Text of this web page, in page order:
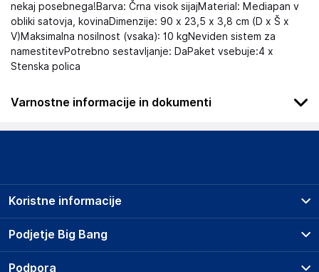
nekaj posebnega!Barva: Črna visok sijajMaterial: Mediapan v
obliki satovja, kovinaDimenzije: 90 x 23,5 x 3,8 cm (D x Š x
V)Maksimalna nosilnost (vsaka): 10 kgNeviden sistem za
namestitevPotrebno sestavljanje: DaPaket vsebuje:4 x
Stenska polica
Varnostne informacije in dokumenti
Podatki o proizvajalcu
Haba Trading B.V.
The Netherlands
Podjetje Big Bang
O podjetju
Koristne informacije
Prodajna mesta
Storitve
Podpora